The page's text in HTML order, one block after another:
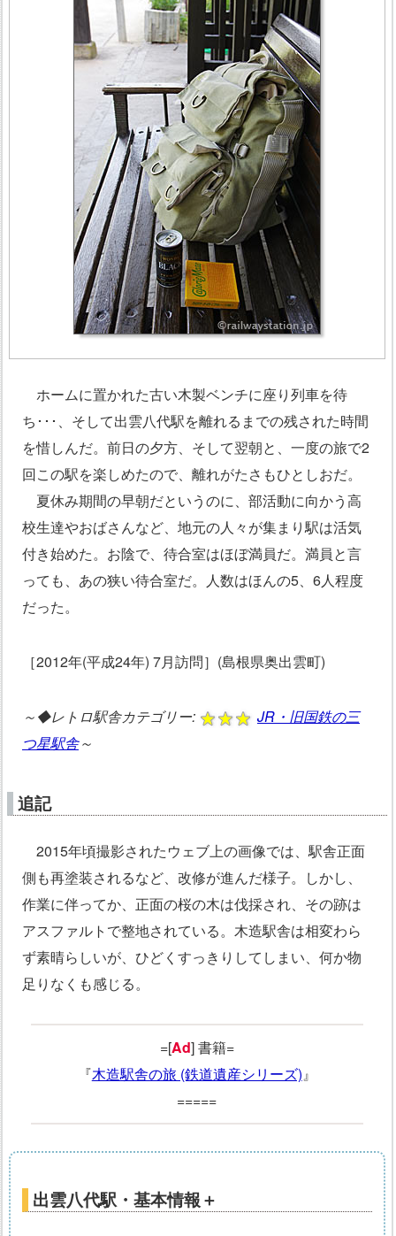
ホームに置かれた古い木製ベンチに座り列車を待
ち･･･、そして出雲八代駅を離れるまでの残された時間
を惜しんだ。前日の夕方、そして翌朝と、一度の旅で2
回この駅を楽しめたので、離れがたさもひとしおだ。
夏休み期間の早朝だというのに、部活動に向かう高
校生達やおばさんなど、地元の人々が集まり駅は活気
付き始めた。お陰で、待合室はほぼ満員だ。満員と言
っても、あの狭い待合室だ。人数はほんの5、6人程度
だった。
［2012年(平成24年) 7月訪問］(島根県奥出雲町)
～◆レトロ駅舎カテゴリー:
JR・旧国鉄の三
つ星駅舎～
追記
2015年頃撮影されたウェブ上の画像では、駅舎正面
側も再塗装されるなど、改修が進んだ様子。しかし、
作業に伴ってか、正面の桜の木は伐採され、その跡は
アスファルトで整地されている。木造駅舎は相変わら
ず素晴らしいが、ひどくすっきりしてしまい、何か物
足りなくも感じる。
=[Ad] 書籍=
『木造駅舎の旅 (鉄道遺産シリーズ)』
=====
出雲八代駅・基本情報＋